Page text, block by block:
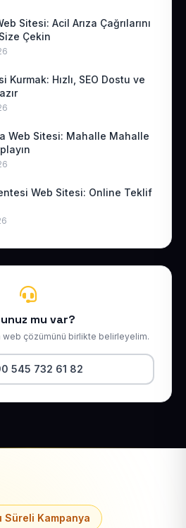
Sitesi: Acil Arıza Çağrılarını
Çekin
Kurmak: Hızlı, SEO Dostu ve
Web Sitesi: Mahalle Mahalle
Web Sitesi: Online Teklif
mu var?
web çözümünü birlikte belirleyelim.
545 732 61 82
Süreli Kampanya